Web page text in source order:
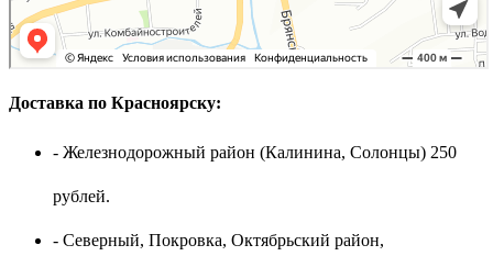
Доставка по Красноярску:
- Железнодорожный район (Калинина, Солонцы) 250
рублей.
- Северный, Покровка, Октябрьский район,